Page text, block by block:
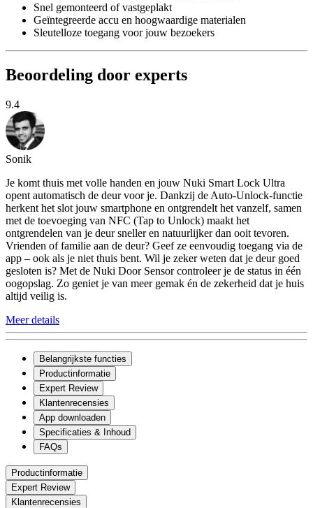
Snel gemonteerd of vastgeplakt
Geïntegreerde accu en hoogwaardige materialen
Sleutelloze toegang voor jouw bezoekers
Beoordeling door experts
9.4
Sonik
Je komt thuis met volle handen en jouw Nuki Smart Lock Ultra
opent automatisch de deur voor je. Dankzij de Auto-Unlock-functie
herkent het slot jouw smartphone en ontgrendelt het vanzelf, samen
met de toevoeging van NFC (Tap to Unlock) maakt het
ontgrendelen van je deur sneller en natuurlijker dan ooit tevoren.
Vrienden of familie aan de deur? Geef ze eenvoudig toegang via de
app – ook als je niet thuis bent. Wil je zeker weten dat je deur goed
gesloten is? Met de Nuki Door Sensor controleer je de status in één
oogopslag. Zo geniet je van meer gemak én de zekerheid dat je huis
altijd veilig is.
Meer details
Belangrijkste functies
Productinformatie
Expert Review
Klantenrecensies
App downloaden
Specificaties & Inhoud
FAQs
Productinformatie
Expert Review
Klantenrecensies